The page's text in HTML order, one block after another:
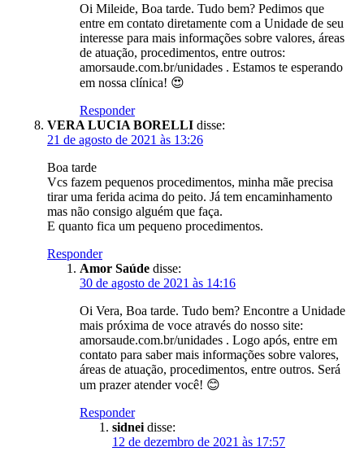
Oi Mileide, Boa tarde. Tudo bem? Pedimos que
entre em contato diretamente com a Unidade de seu
interesse para mais informações sobre valores, áreas
de atuação, procedimentos, entre outros:
amorsaude.com.br/unidades . Estamos te esperando
em nossa clínica! 😍
Responder
VERA LUCIA BORELLI disse:
21 de agosto de 2021 às 13:26
Boa tarde
Vcs fazem pequenos procedimentos, minha mãe precisa
tirar uma ferida acima do peito. Já tem encaminhamento
mas não consigo alguém que faça.
E quanto fica um pequeno procedimentos.
Responder
Amor Saúde disse:
30 de agosto de 2021 às 14:16
Oi Vera, Boa tarde. Tudo bem? Encontre a Unidade
mais próxima de voce através do nosso site:
amorsaude.com.br/unidades . Logo após, entre em
contato para saber mais informações sobre valores,
áreas de atuação, procedimentos, entre outros. Será
um prazer atender você! 😊
Responder
sidnei disse:
12 de dezembro de 2021 às 17:57